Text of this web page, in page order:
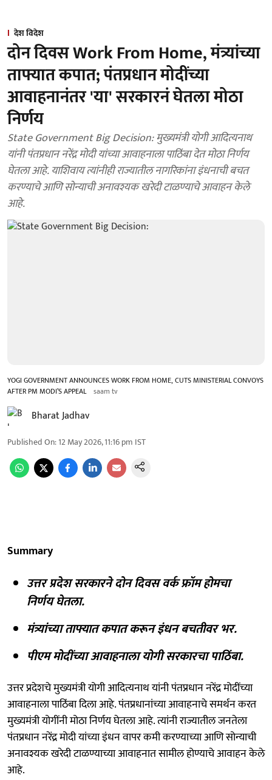
देश विदेश
दोन दिवस Work From Home, मंत्र्यांच्या
ताफ्यात कपात; पंतप्रधान मोदींच्या
आवाहनानंतर 'या' सरकारनं घेतला मोठा
निर्णय
State Government Big Decision: मुख्यमंत्री योगी आदित्यनाथ
यांनी पंतप्रधान नरेंद्र मोदी यांच्या आवाहनाला पाठिंबा देत मोठा निर्णय
घेतला आहे. याशिवाय त्यांनीही राज्यातील नागरिकांना इंधनाची बचत
करण्याचे आणि सोन्याची अनावश्यक खरेदी टाळण्याचे आवाहन केले
आहे.
YOGI GOVERNMENT ANNOUNCES WORK FROM HOME, CUTS MINISTERIAL CONVOYS
AFTER PM MODI’S APPEAL saam tv
Bharat Jadhav
Published On:12 May 2026, 11:16 pm IST
Summary
उत्तर प्रदेश सरकारने दोन दिवस वर्क फ्रॉम होमचा
निर्णय घेतला.
मंत्र्यांच्या ताफ्यात कपात करून इंधन बचतीवर भर.
पीएम मोदींच्या आवाहनाला योगी सरकारचा पाठिंबा.
उत्तर प्रदेशचे मुख्यमंत्री योगी आदित्यनाथ यांनी पंतप्रधान नरेंद्र मोदींच्या
आवाहनाला पाठिंबा दिला आहे. पंतप्रधानांच्या आवाहनाचे समर्थन करत
मुख्यमंत्री योगींनी मोठा निर्णय घेतला आहे. त्यांनी राज्यातील जनतेला
पंतप्रधान नरेंद्र मोदी यांच्या इंधन वापर कमी करण्याच्या आणि सोन्याची
अनावश्यक खरेदी टाळण्याच्या आवाहनात सामील होण्याचे आवाहन केले
आहे.